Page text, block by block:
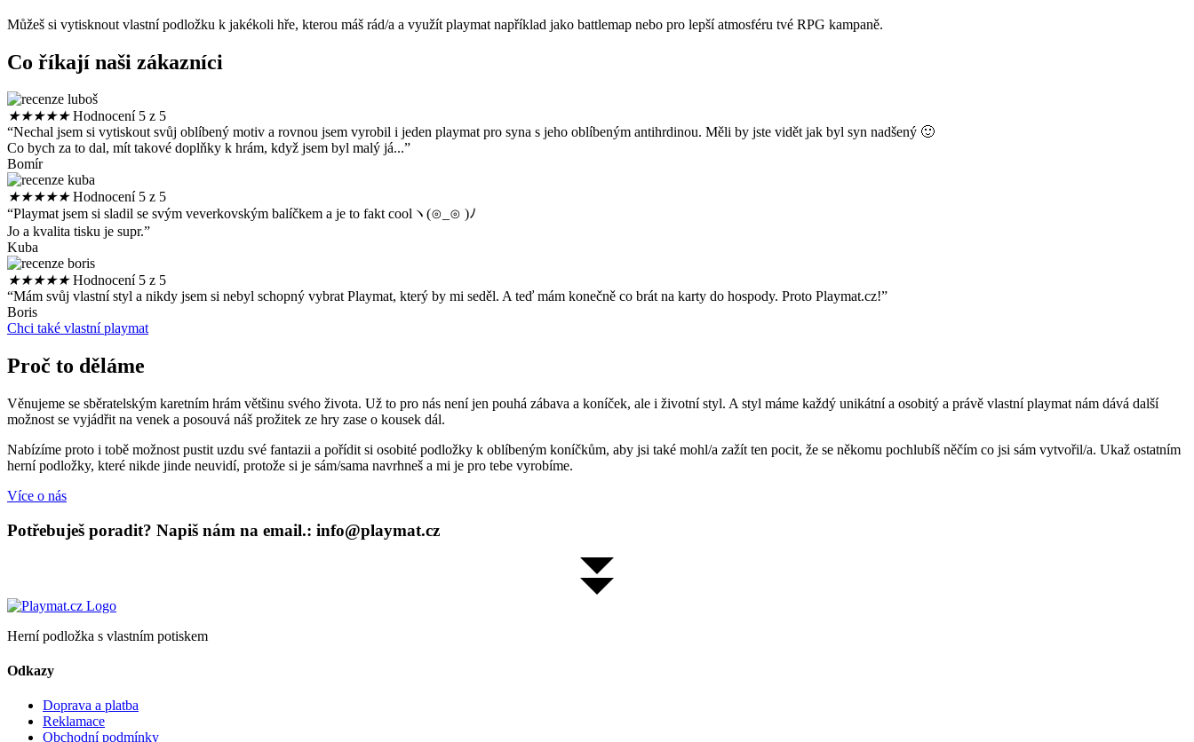
Můžeš si vytisknout vlastní podložku k jakékoli hře, kterou máš rád/a a využít playmat například jako battlemap nebo pro lepší atmosféru tvé RPG kampaně.
Co říkají naši zákazníci
★★★★★ Hodnocení 5 z 5
“Nechal jsem si vytiskout svůj oblíbený motiv a rovnou jsem vyrobil i jeden playmat pro syna s jeho oblíbeným antihrdinou. Měli by jste vidět jak byl syn nadšený 🙂
Co bych za to dal, mít takové doplňky k hrám, když jsem byl malý já...”
Bomír
★★★★★ Hodnocení 5 z 5
“Playmat jsem si sladil se svým veverkovským balíčkem a je to fakt coolヽ(⊙_⊙ )ﾉ
Jo a kvalita tisku je supr.”
Kuba
★★★★★ Hodnocení 5 z 5
“Mám svůj vlastní styl a nikdy jsem si nebyl schopný vybrat Playmat, který by mi seděl. A teď mám konečně co brát na karty do hospody. Proto Playmat.cz!”
Boris
Chci také vlastní playmat
Proč to děláme
Věnujeme se sběratelským karetním hrám většinu svého života. Už to pro nás není jen pouhá zábava a koníček, ale i životní styl. A styl máme každý unikátní a osobitý a právě vlastní playmat nám dává další
možnost se vyjádřit na venek a posouvá náš prožitek ze hry zase o kousek dál.
Nabízíme proto i tobě možnost pustit uzdu své fantazii a pořídit si osobité podložky k oblíbeným koníčkům, aby jsi také mohl/a zažít ten pocit, že se někomu pochlubíš něčím co jsi sám vytvořil/a. Ukaž ostatním
herní podložky, které nikde jinde neuvidí, protože si je sám/sama navrhneš a mi je pro tebe vyrobíme.
Více o nás
Potřebuješ poradit? Napiš nám na email.: info@playmat.cz
Herní podložka s vlastním potiskem
Odkazy
Doprava a platba
Reklamace
Obchodní podmínky